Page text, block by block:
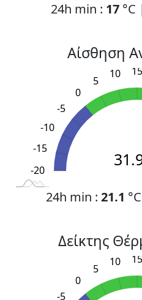
24h min : 17 °C
Αίσθηση
L
-20
-15
-10
-5
0
5
10 15
24h min : 21.1
Δείκτης
-5
0
5
10 15